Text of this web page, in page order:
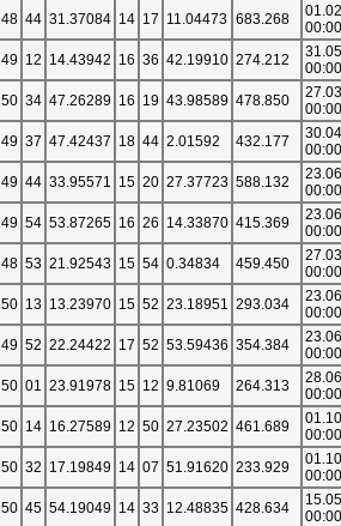
48 44 31.37084 14 17 11.04473 683.268
00:00
49 12 14.43942 16 36 42.19910 274.212
00:00
50 34 47.26289 16 19 43.98589 478.850
00:00
49 37 47.42437 18 44 2.01592 432.177
00:00
49 44 33.95571 15 20 27.37723 588.132
00:00
49 54 53.87265 16 26 14.33870 415.369
00:00
48 53 21.92543 15 54 0.34834 459.450
00:00
50 13 13.23970 15 52 23.18951 293.034
00:00
49 52 22.24422 17 52 53.59436 354.384
00:00
50 01 23.91978 15 12 9.81069 264.313
00:00
50 14 16.27589 12 50 27.23502 461.689
00:00
50 32 17.19849 14 07 51.91620 233.929
00:00
50 45 54.19049 14 33 12.48835 428.634
00:00